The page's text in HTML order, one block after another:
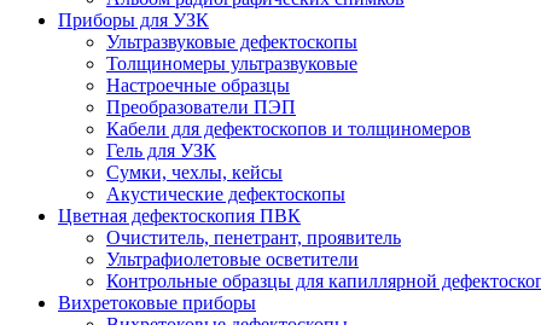
Приборы для УЗК
Ультразвуковые дефектоскопы
Толщиномеры ультразвуковые
Настроечные образцы
Преобразователи ПЭП
Кабели для дефектоскопов и толщиномеров
Гель для УЗК
Сумки, чехлы, кейсы
Акустические дефектоскопы
Цветная дефектоскопия ПВК
Очиститель, пенетрант, проявитель
Ультрафиолетовые осветители
Контрольные образцы для капиллярной
Вихретоковые приборы